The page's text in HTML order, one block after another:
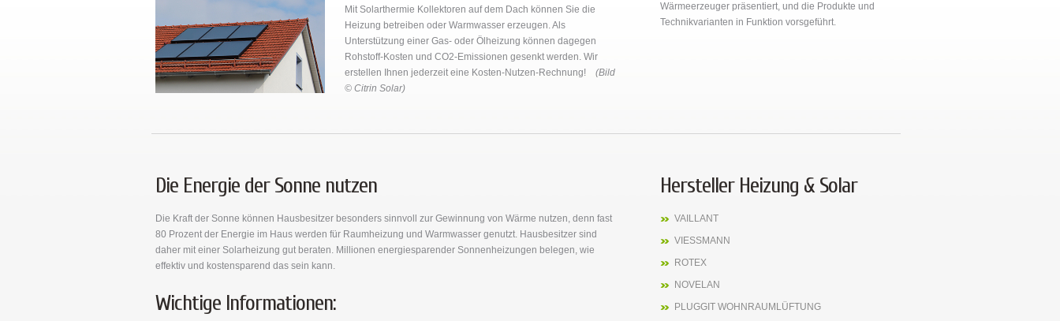
Mit Solarthermie Kollektoren auf dem Dach können Sie die
Heizung betreiben oder Warmwasser erzeugen. Als
Unterstützung einer Gas- oder Ölheizung können dagegen
Rohstoff-Kosten und CO2-Emissionen gesenkt werden. Wir
erstellen Ihnen jederzeit eine Kosten-Nutzen-Rechnung! (Bild
© Citrin Solar)
Wärmeerzeuger präsentiert, und die Produkte und
Technikvarianten in Funktion vorsgeführt.
Die Energie der Sonne nutzen
Die Kraft der Sonne können Hausbesitzer besonders sinnvoll zur Gewinnung von Wärme nutzen, denn fast
80 Prozent der Energie im Haus werden für Raumheizung und Warmwasser genutzt. Hausbesitzer sind
daher mit einer Solarheizung gut beraten. Millionen energiesparender Sonnenheizungen belegen, wie
effektiv und kostensparend das sein kann.
Wichtige Informationen:
Hersteller Heizung & Solar
VAILLANT
VIESSMANN
ROTEX
NOVELAN
PLUGGIT WOHNRAUMLÜFTUNG